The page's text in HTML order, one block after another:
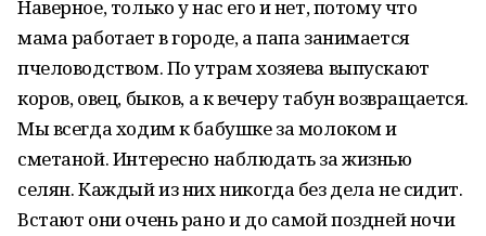
Наверное, только у нас его и нет, потому что
мама работает в городе, а папа занимается
пчеловодством. По утрам хозяева выпускают
коров, овец, быков, а к вечеру табун возвращается.
Мы всегда ходим к бабушке за молоком и
сметаной. Интересно наблюдать за жизнью
селян. Каждый из них никогда без дела не сидит.
Встают они очень рано и до самой поздней ночи